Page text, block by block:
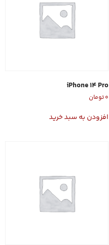
iPhone 14 Pro
۰تومان
افزودن به سبد خرید